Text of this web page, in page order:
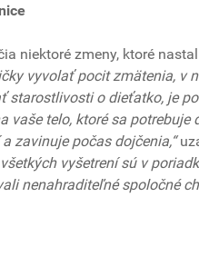
niektoré zmeny, ktoré
vyvolať pocit zmätenia, v
starostlivosti o dieťatko, je
vaše telo, ktoré sa
zavinuje počas dojčenia,“
vyšetrení sú v
nenahraditeľné spoločné